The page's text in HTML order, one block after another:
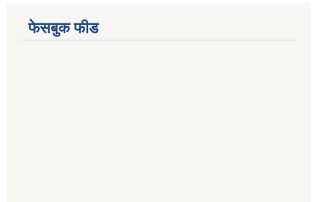
फेसबुक फीड